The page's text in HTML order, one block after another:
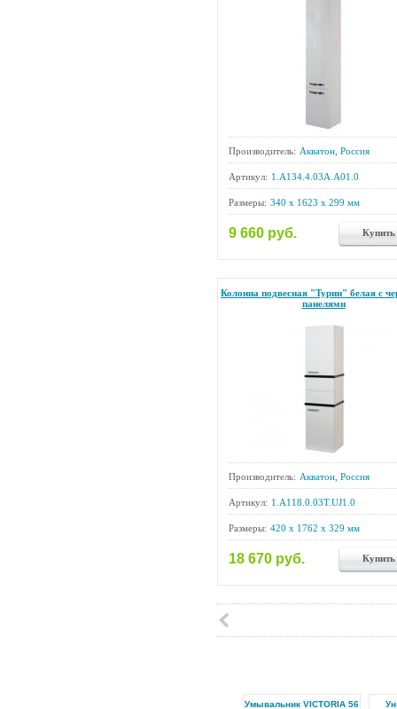
Производитель: Акватон, Россия
Артикул: 1.A134.4.03A.A01.0
Размеры: 340 x 1623 x 299 мм
9 660 руб. Купить
Колонна подвесная "Турин" белая c
панелями
Производитель: Акватон, Россия
Артикул: 1.A118.0.03T.UJ1.0
Размеры: 420 x 1762 x 329 мм
18 670 руб. Купить
Умывальник VICTORIA 56